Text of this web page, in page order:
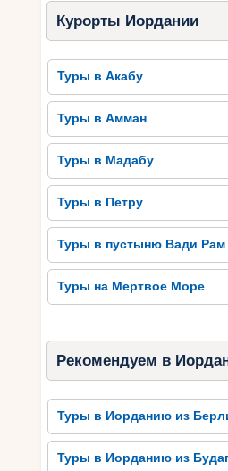
Курорты Иордании
Туры в Акабу
Туры в Амман
Туры в Мадабу
Туры в Петру
Туры в пустыню Вади Рам
Туры на Мертвое Море
Рекомендуем в
Туры в Иорданию из
Туры в Иорданию из